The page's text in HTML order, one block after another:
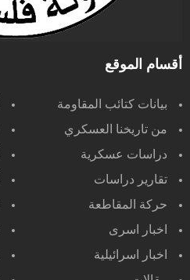
أقسام الموقع
بيانات كتائب المقاومة
من تاريخنا العسكري
دراسات عسكرية
تقارير دراسات
حركة المقاطعة
اخبار اسرى
اخبار اسرائيلية